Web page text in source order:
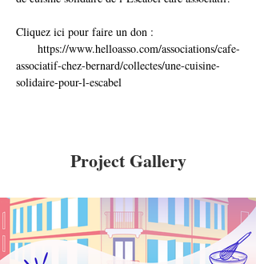
Cliquez ici pour faire un don :
https://www.helloasso.com/associations/cafe-
associatif-chez-bernard/collectes/une-cuisine-
solidaire-pour-l-escabel
Project Gallery